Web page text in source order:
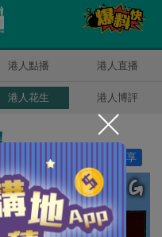
港人點播 港人直播
港人花生 港人博評
分享
讚好